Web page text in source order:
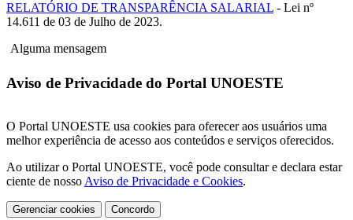
RELATÓRIO DE TRANSPARÊNCIA SALARIAL - Lei nº
14.611 de 03 de Julho de 2023.
Alguma mensagem
Aviso de Privacidade do Portal UNOESTE
O Portal UNOESTE usa cookies para oferecer aos usuários uma
melhor experiência de acesso aos conteúdos e serviços oferecidos.
Ao utilizar o Portal UNOESTE, você pode consultar e declara estar
ciente de nosso Aviso de Privacidade e Cookies.
Gerenciar cookies Concordo